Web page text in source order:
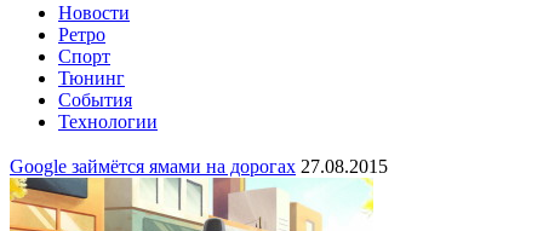
Новости
Ретро
Спорт
Тюнинг
События
Технологии
Google займётся ямами на дорогах 27.08.2015